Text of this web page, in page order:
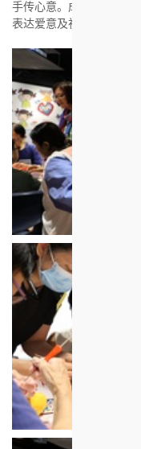
手传心意。成品既可取代
表达爱意及祝福。